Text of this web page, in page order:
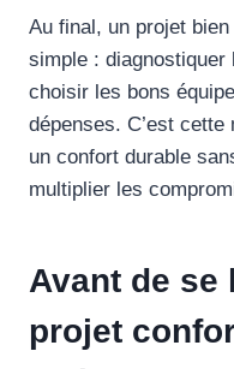
Au final, un projet
simple :
choisir les bons
dépenses. C’est cette
un confort durable
multiplier les
Avant de se
projet